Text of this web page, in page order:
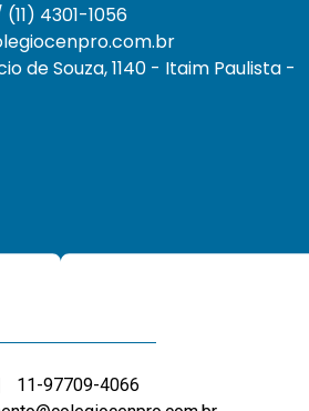
4301-1056
de Souza, 1140 - Itaim Paulista -
11-97709-4066